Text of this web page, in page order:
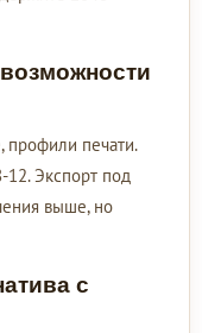
профили печати.
12. Экспорт под
выше, но
с